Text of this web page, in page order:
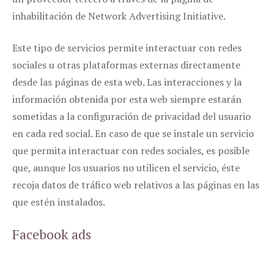
inhabilitación de Network Advertising Initiative.
Este tipo de servicios permite interactuar con redes
sociales u otras plataformas externas directamente
desde las páginas de esta web. Las interacciones y la
información obtenida por esta web siempre estarán
sometidas a la configuración de privacidad del usuario
en cada red social. En caso de que se instale un servicio
que permita interactuar con redes sociales, es posible
que, aunque los usuarios no utilicen el servicio, éste
recoja datos de tráfico web relativos a las páginas en las
que estén instalados.
Facebook ads